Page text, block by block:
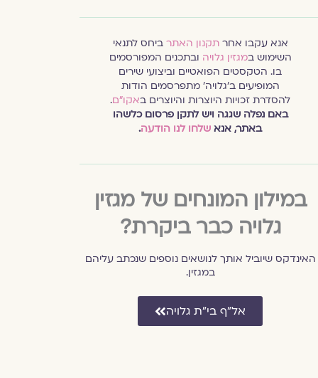
אנא עקבו אחרתקנון האתר ביחס לתנאי
השימוש במגזין גלויה ובתכנים המפורסמים
בו. הטקסטים הפואטיים וביצועי שירים
המופיעים ב׳גלויה׳ מתפרסמים הודות
להסדרת זכויות היוצרות והיוצרים באקו״ם.
באם נפלה שגגה ויש לתקן פרסום כלשהו
באתר, אנא שלחו לנו הודעה.
במילון המונחים של מגזין
גלויה כבר ביקרת?
האינדקס שיוביל אותך לנושאים נוספים שנכתב עליהם
במגזין.
אל״ף בי״ת גלויה